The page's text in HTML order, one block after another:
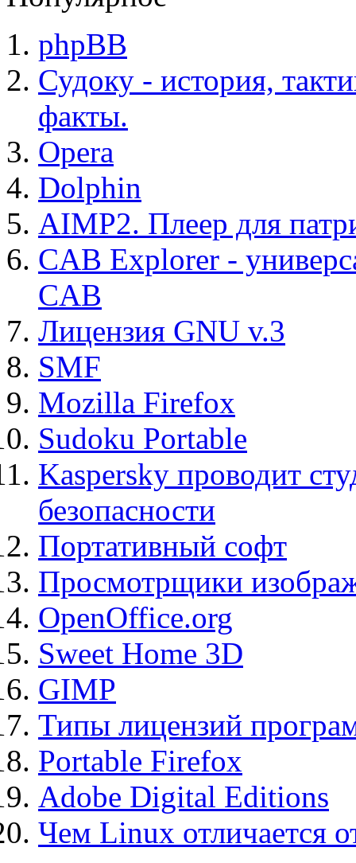
phpBB
Судоку - история,
факты.
Opera
Dolphin
AIMP2. Плеер для
CAB Explorer -
CAB
Лицензия GNU v.3
SMF
Mozilla Firefox
Sudoku Portable
Kaspersky проводит
безопасности
Портативный софт
Просмотрщики
OpenOffice.org
Sweet Home 3D
GIMP
Типы лицензий
Portable Firefox
Adobe Digital Editions
Чем Linux отличается